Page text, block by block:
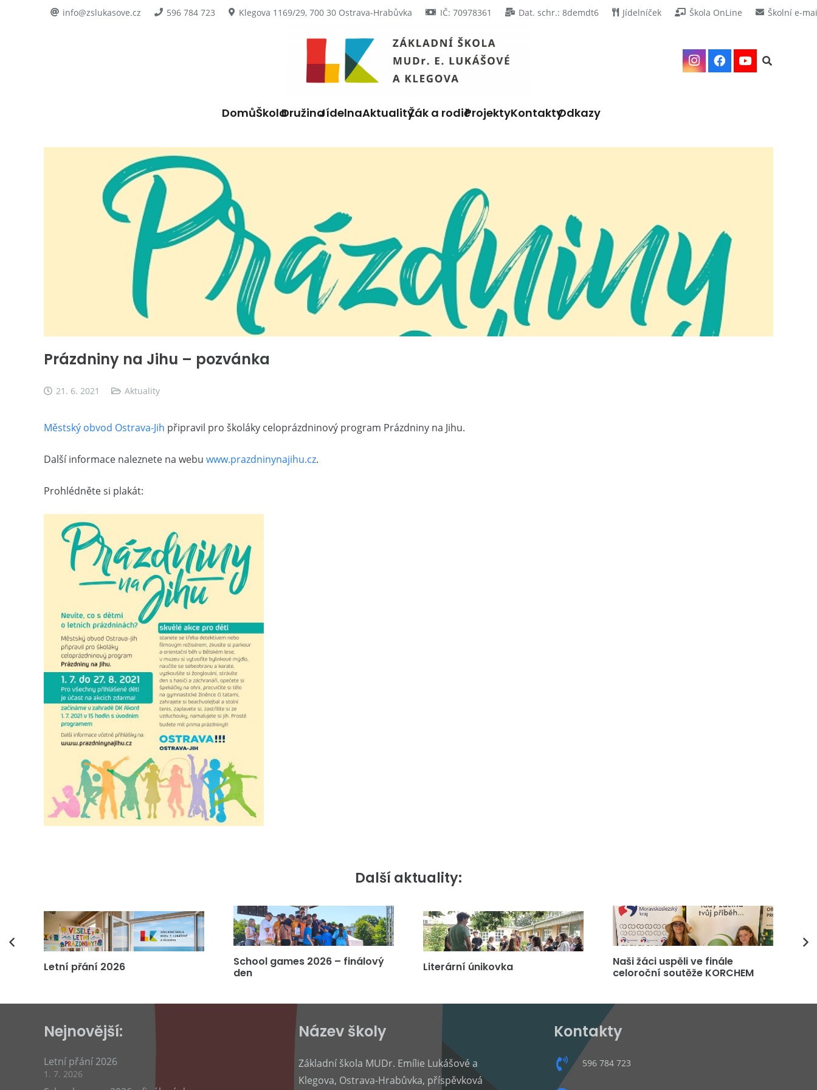
info@zslukasove.cz 596 784 723 Klegova 1169/29, 700 30 Ostrava-Hrabůvka IČ: 70978361 Dat. schr.: 8demdt6 Jídelníček Škola OnLine Školní e-
DomůŠkolaDružinaJídelnaAktualityŽák a rodičProjektyKontaktyOdkazy
Prázdniny na Jihu – pozvánka
21. 6. 2021 Aktuality
Městský obvod Ostrava-Jih připravil pro školáky celoprázdninový program Prázdniny na Jihu.
Další informace naleznete na webu www.prazdninynajihu.cz.
Prohlédněte si plakát:
Další aktuality:
Letní přání 2026
School games 2026 – finálový
den
Literární únikovka
Naši žáci uspěli ve finále
celoroční soutěže KORCHEM
Nejnovější:
Letní přání 2026
1. 7. 2026
Název školy
Základní škola MUDr. Emílie Lukášové a
Klegova, Ostrava-Hrabůvka, příspěvková
Kontakty
596 784 723